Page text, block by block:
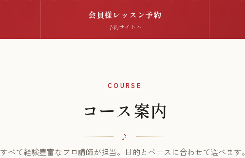
会員様レッスン予約
予約サイトへ
COURSE
コース案内
すべて経験豊富なプロ講師が担当。目的とペースに合わせて選べます。